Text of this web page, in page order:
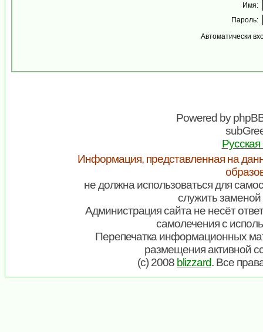
Имя:
Пароль:
Автоматически
Powered by
Информация, представленная на
не должна использоваться для
служить заменой
Администрация сайта не несёт
самолечения с
Перепечатка информационных
размещения активной
(c) 2008 blizzard. Все